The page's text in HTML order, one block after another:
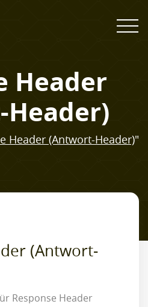
Header
Header (Antwort-Header)"
(Antwort-
Response Header